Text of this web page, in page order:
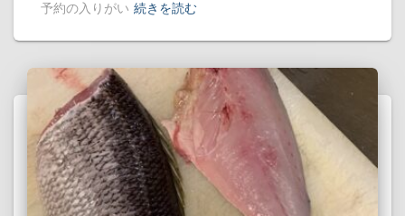
予約の入りがい 続きを読む